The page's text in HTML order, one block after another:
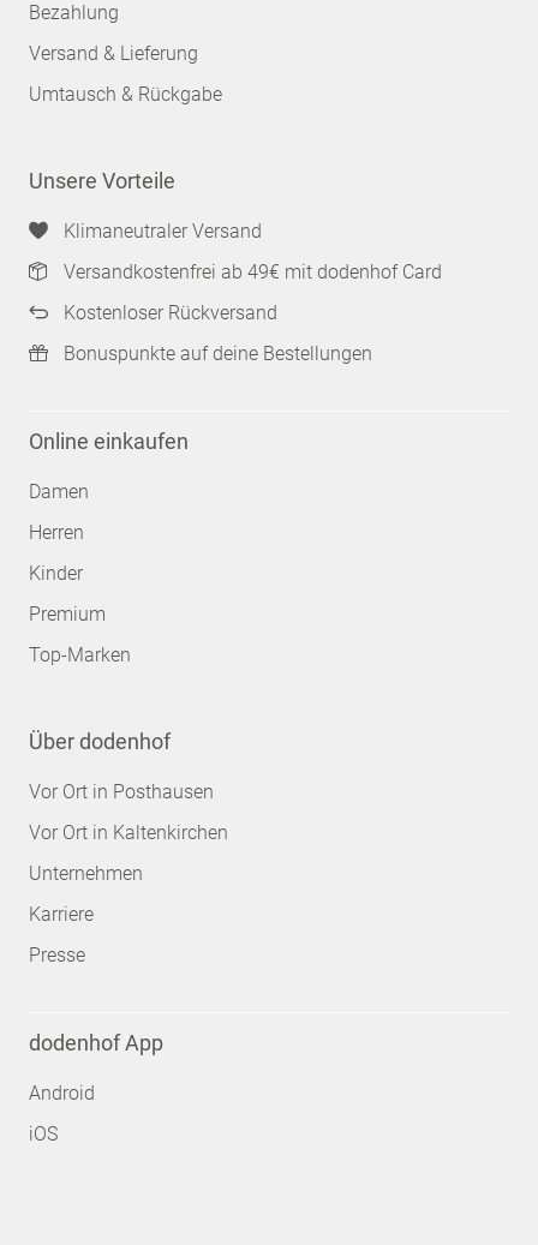
Bezahlung
Versand & Lieferung
Umtausch & Rückgabe
Unsere Vorteile
Klimaneutraler Versand
Versandkostenfrei ab 49€ mit dodenhof Card
Kostenloser Rückversand
Bonuspunkte auf deine Bestellungen
Online einkaufen
Damen
Herren
Kinder
Premium
Top-Marken
Über dodenhof
Vor Ort in Posthausen
Vor Ort in Kaltenkirchen
Unternehmen
Karriere
Presse
dodenhof App
Android
iOS